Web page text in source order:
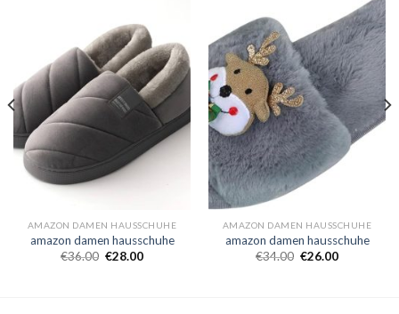
AMAZON DAMEN HAUSSCHUHE
amazon damen hausschuhe
€36.00 €28.00
AMAZON DAMEN HAUSSCHUHE
amazon damen hausschuhe
€34.00 €26.00